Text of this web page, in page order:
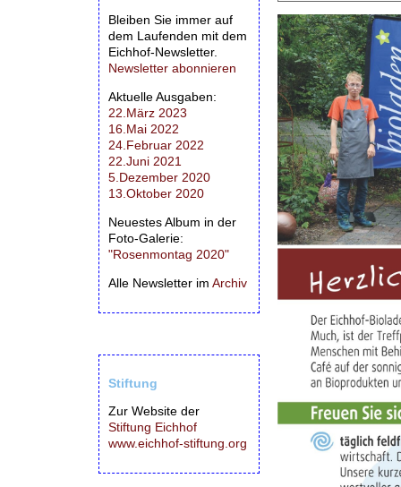
Bleiben Sie immer auf
dem Laufenden mit dem
Eichhof-Newsletter.
Newsletter abonnieren
Aktuelle Ausgaben:
22.März 2023
16.Mai 2022
24.Februar 2022
22.Juni 2021
5.Dezember 2020
13.Oktober 2020
Neuestes Album in der
Foto-Galerie:
"Rosenmontag 2020"
Alle Newsletter im Archiv
Stiftung
Zur Website der
Stiftung Eichhof
www.eichhof-stiftung.org